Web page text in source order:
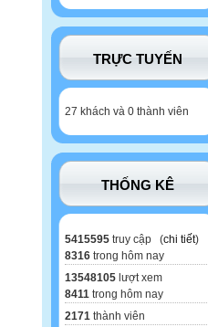
TRỰC TUYẾN
27 khách và 0 thành viên
THỐNG KÊ
5415595 truy cập (chi tiết)
8316 trong hôm nay
13548105 lượt xem
8411 trong hôm nay
2171 thành viên